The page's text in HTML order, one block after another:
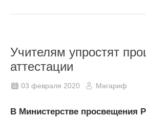
Учителям упростят
аттестации
03 февраля 2020 Мәгариф
В Министерстве просвещения